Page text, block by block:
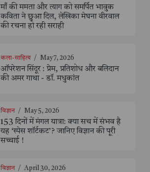
माँ की ममता और त्याग को समर्पित भावुक
कविता ने छुआ दिल, लेखिका मेघना वीरवाल
की रचना हो रही सराही
कला-साहित्य / May 7, 2026
ऑपरेशन सिंदूर : प्रेम, प्रतिशोध और बलिदान
की अमर गाथा - डॉ. मधुकांत
विज्ञान / May 5, 2026
153 दिनों में मंगल यात्रा: क्या सच में संभव है
यह ‘स्पेस शॉर्टकट’? जानिए विज्ञान की पूरी
सच्चाई !
विज्ञान / April 30, 2026